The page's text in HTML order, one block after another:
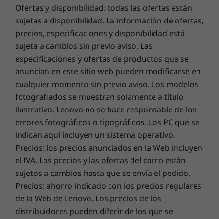
Características interesantes
El ThinkPad T15 de 2.ª generación (15″ Intel)
está repleto de nuevas funciones que se ven
geniales y mejoran tu flujo de trabajo. Con la
Sistema de altavoces Dolby Audio™
Micrófonos de matriz dual de largo alcance
Puertos y ranuras
2 USB tipo A 3.1 de 1.ª generación (uno siempre activo)
2 USB tipo C Thunderbolt™ 4
Lector de tarjetas microSD
Opcional: lector de tarjetas inteligente
Toma combinada para auriculares y micrófono
HDMI 2.0
RJ45
Adaptador de alimentación
USB tipo C de 65 W (compatible con Rapid Charge)
Compatible con estación de acoplamiento
Estación de acoplamiento ThinkPad Thunderbolt de 2.ª
Ranura para candado Kensington
los daños ocultos para una garantía emocionante.
Smart Performance
¡Lenovo Smart Performance mejorará la experiencia de
tu ordenador! Inyecta más potencia en tu ordenador
para lograr un funcionamiento fluido y arranques
increíblemente rápidos. Disfruta de una experiencia en
Internet más rápida y fiable con conectividad
mejorada. Protege tu inversión en IT utilizando
seguridad mejorada para protegerte del adware, el
malware y otras amenazas. ¡Accede a todo el potencial
de un emocionante viaje virtual!
Ofertas y disponibilidad: todas las ofertas están
sujetas a disponibilidad. La información de ofertas,
precios, especificaciones y disponibilidad está
sujeta a cambios sin previo aviso. Las
especificaciones y ofertas de productos que se
anuncian en este sitio web pueden modificarse en
cualquier momento sin previo aviso. Los modelos
fotografiados se muestran solamente a título
ilustrativo. Lenovo no se hace responsable de los
errores fotográficos o tipográficos. Los PC que se
indican aquí incluyen un sistema operativo.
Precios: los precios anunciados en la Web incluyen
el IVA. Los precios y las ofertas del carro están
sujetos a cambios hasta que se envía el pedido.
Precios: ahorro indicado con los precios regulares
de la Web de Lenovo. Los precios de los
distribuidores pueden diferir de los que se